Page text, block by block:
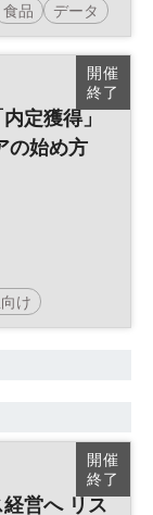
食品
データ
開催
終了
定獲得」
の始め方
け
開催
終了
営へ リス